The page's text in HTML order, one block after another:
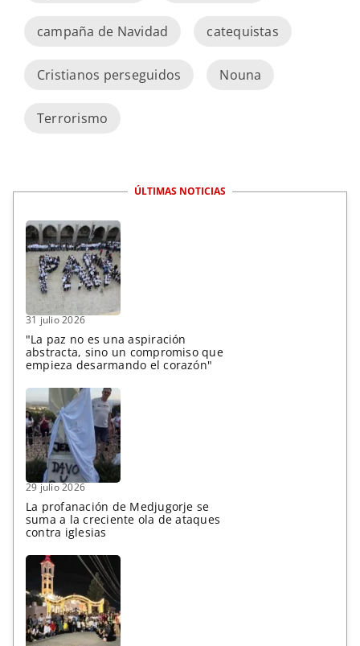
campaña de Navidad catequistas
Cristianos perseguidos Nouna
Terrorismo
ÚLTIMAS NOTICIAS
31 julio 2026
"La paz no es una aspiración
abstracta, sino un compromiso que
empieza desarmando el corazón"
29 julio 2026
La profanación de Medjugorje se
suma a la creciente ola de ataques
contra iglesias